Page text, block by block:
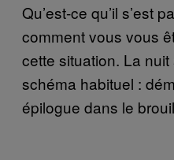
Qu’est-ce qu’il s’est
comment vous vous
cette situation. La
schéma habituel :
épilogue dans le